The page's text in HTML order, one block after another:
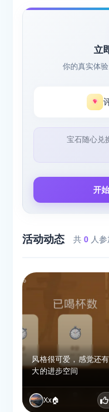
立
你的真实体
宝石随心兑
开
活动动态 共0 人参
风格很可爱，感觉还
大的进步空间
Xx🏠